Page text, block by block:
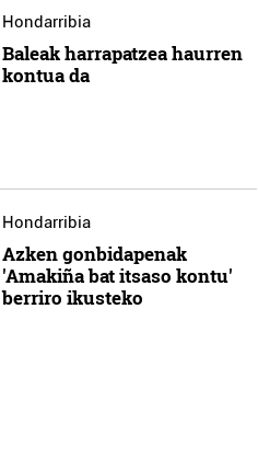
Hondarribia
Baleak harrapatzea haurren
kontua da
Hondarribia
Azken gonbidapenak
'Amakiña bat itsaso kontu'
berriro ikusteko